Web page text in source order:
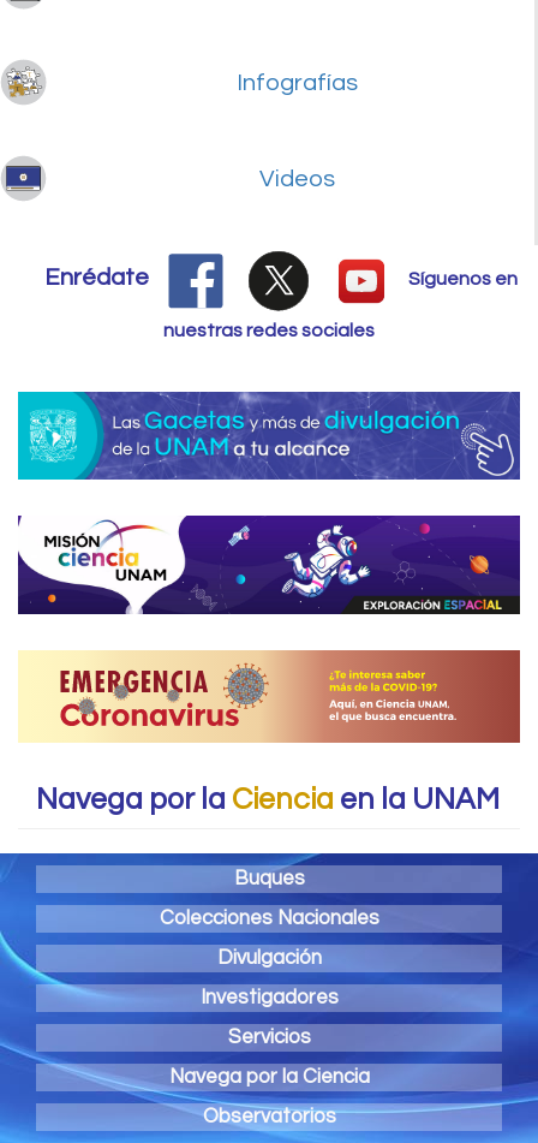
Infografías
Videos
Enrédate Síguenos en
nuestras redes sociales
Navega por la Ciencia en la UNAM
Buques
Colecciones Nacionales
Divulgación
Investigadores
Servicios
Navega por la Ciencia
Observatorios